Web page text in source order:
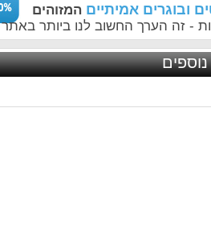
ובוגרים אמיתיים המזוהים
- זה הערך החשוב לנו ביותר באתר